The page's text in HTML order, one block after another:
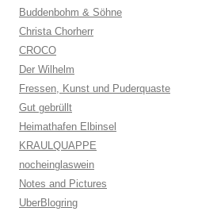
Buddenbohm & Söhne
Christa Chorherr
CROCO
Der Wilhelm
Fressen, Kunst und Puderquaste
Gut gebrüllt
Heimathafen Elbinsel
KRAULQUAPPE
nocheinglaswein
Notes and Pictures
UberBlogring